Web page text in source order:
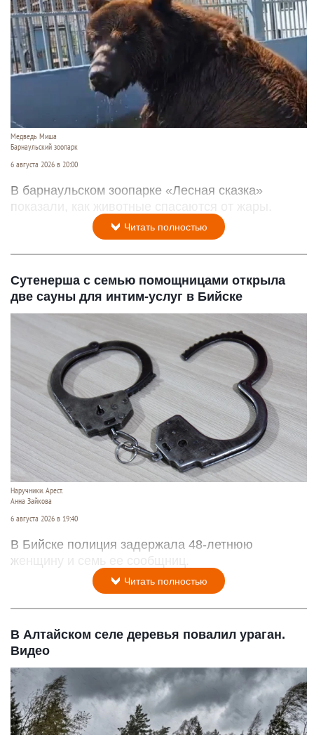
Медведь Миша
Барнаульский зоопарк
6 августа 2026 в 20:00
В барнаульском зоопарке «Лесная сказка»
показали, как животные спасаются от жары.
Читать полностью
Сутенерша с семью помощницами открыла
две сауны для интим-услуг в Бийске
Наручники. Арест.
Анна Зайкова
6 августа 2026 в 19:40
В Бийске полиция задержала 48-летнюю
женщину и семь ее сообщниц.
Читать полностью
В Алтайском селе деревья повалил ураган.
Видео